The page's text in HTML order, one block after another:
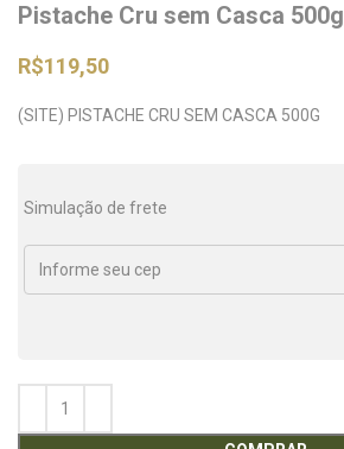
Pistache Cru sem Casca 500g
R$119,50
(SITE) PISTACHE CRU SEM CASCA 500G
Simulação de frete